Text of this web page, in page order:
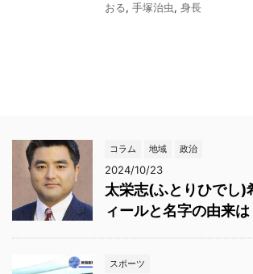
おる, 手塚治虫, 身長
コラム 地域 政治
2024/10/23
太栄志(ふとりひでし)
ィールと名字の由来は
スポーツ